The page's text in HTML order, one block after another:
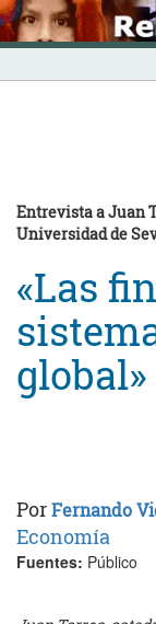
Skip
to
content
INICIO
Entrevista a Juan
Universidad de
«Las
global»
PorFernando
Economía
Fuentes: Público